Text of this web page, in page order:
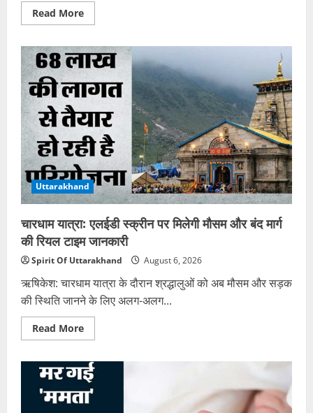
Read MoreRead
more
साहिब
लौट
रहे
सिख
श्रद्धालु
की
सड़क
हादसे
में
मौत
Uttarakhand
चारधाम यात्रा: एलईडी स्क्रीन पर मिलेगी मौसम और बंद मार्ग
की रियल टाइम जानकारी
Spirit Of Uttarakhand August 6, 2026
ऋषिकेश: चारधाम यात्रा के दौरान श्रद्धालुओं को अब मौसम और सड़क
की स्थिति जानने के लिए अलग-अलग...
Read MoreRead
more
यात्रा:
एलईडी
स्क्रीन
पर
मिलेगी